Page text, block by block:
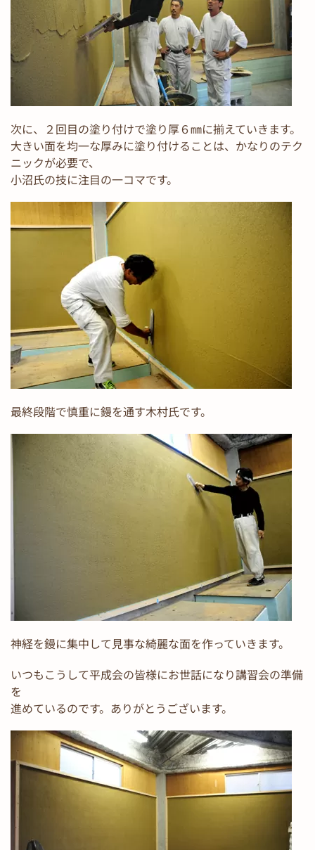
次に、２回目の塗り付けで塗り厚６㎜に揃えていきます。
大きい面を均一な厚みに塗り付けることは、かなりのテク
ニックが必要で、
小沼氏の技に注目の一コマです。
最終段階で慎重に鏝を通す木村氏です。
神経を鏝に集中して見事な綺麗な面を作っていきます。
いつもこうして平成会の皆様にお世話になり講習会の準備
を
進めているのです。ありがとうございます。